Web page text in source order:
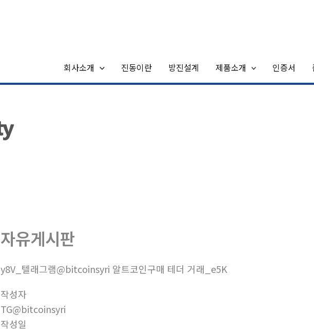
회사소개 진동이란 방진설계 제품소개 인증서
자유게시판
y8V_텔래그램@bitcoinsyri 알트코인구매 테더 거래_e5K
작성자
TG@bitcoinsyri
작성일